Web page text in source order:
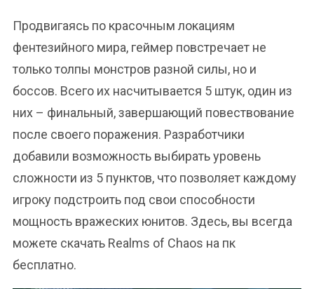
Продвигаясь по красочным локациям
фентезийного мира, геймер повстречает не
только толпы монстров разной силы, но и
боссов. Всего их насчитывается 5 штук, один из
них – финальный, завершающий повествование
после своего поражения. Разработчики
добавили возможность выбирать уровень
сложности из 5 пунктов, что позволяет каждому
игроку подстроить под свои способности
мощность вражеских юнитов. Здесь, вы всегда
можете скачать Realms of Chaos на пк
бесплатно.